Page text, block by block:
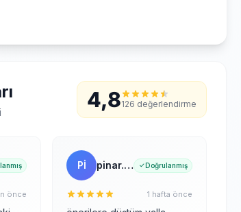
4,8126 değerlendirme
önce
Pİ pinar.gunluk Doğrulanmış
1 hafta önce